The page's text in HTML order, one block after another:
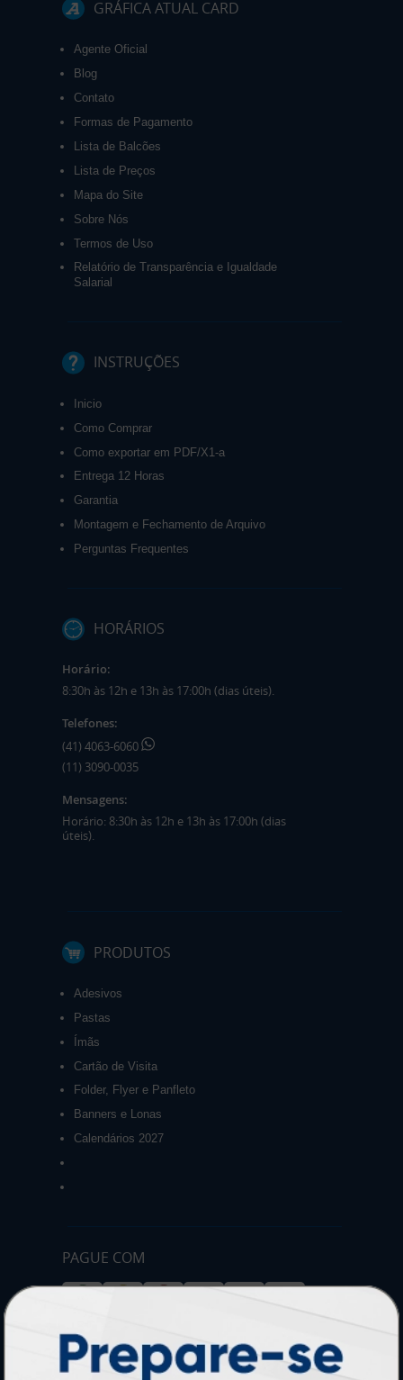
GRÁFICA ATUAL CARD
Agente Oficial
Blog
Contato
Formas de Pagamento
Lista de Balcões
Lista de Preços
Mapa do Site
Sobre Nós
Termos de Uso
Relatório de Transparência e Igualdade
Salarial
INSTRUÇÕES
Inicio
Como Comprar
Como exportar em PDF/X1-a
Entrega 12 Horas
Garantia
Montagem e Fechamento de Arquivo
Perguntas Frequentes
HORÁRIOS
Horário:
8:30h às 12h e 13h às 17:00h (dias úteis).
Telefones:
(41) 4063-6060
(11) 3090-0035
Mensagens:
Horário: 8:30h às 12h e 13h às 17:00h (dias
úteis).
PRODUTOS
Adesivos
Pastas
Ímãs
Cartão de Visita
Folder, Flyer e Panfleto
Banners e Lonas
Calendários 2027
PAGUE COM